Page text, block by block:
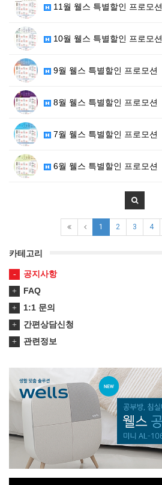
11월 웰스 특별할인 프로모션
10월 웰스 특별할인 프로모션
9월 웰스 특별할인 프로모션
8월 웰스 특별할인 프로모션
7월 웰스 특별할인 프로모션
6월 웰스 특별할인 프로모션
1 2 3 4
카테고리
공지사항
FAQ
1:1 문의
간편상담신청
관련정보